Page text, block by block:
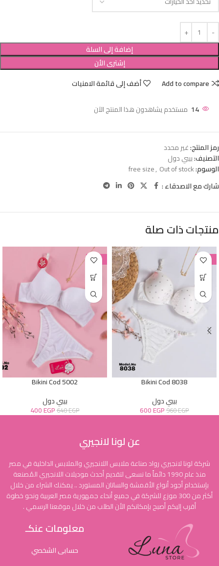
إضافة إلى السلة
إشترى الأن
Add to compare
أضف إلى قائمة الامنيات
14 مستخدم يشاهدون هذا المنتج الآن
رمز المنتج:غير محدد
التصنيف:بيبي دول
الوسوم:
free size, Out of stock
شارك مع الاصدقاء :
منتجات ذات صلة
-38%
Bikini Cod 8038
بيبي دول
960EGP
600EGP
-38%
Bikini Cod 5002
بيبي دول
640EGP
400EGP
عن لونا لانجيري
شركة لونا لانجيري رواد صناعة ملابس اللانجيري والملابس الداخلية في مصر
منذ عام 1990 دائماً ما نسعى لتقديم أحدث موديلات اللانجيري المُصنعة
بإستخدام أجود أنواع الأقمشة والساتان المستورد .. يمكنك الشراء من خلال
أكثر من 300 موزع للشركة في جميع أنحاء جمهورية مصر العربية ونحو خطوة
أقرب إليكم أصبح بإمكانكم الأن الطلب من خلال موقعنا الرسمي .
معلومات عنكـ
حسابى الشخصي